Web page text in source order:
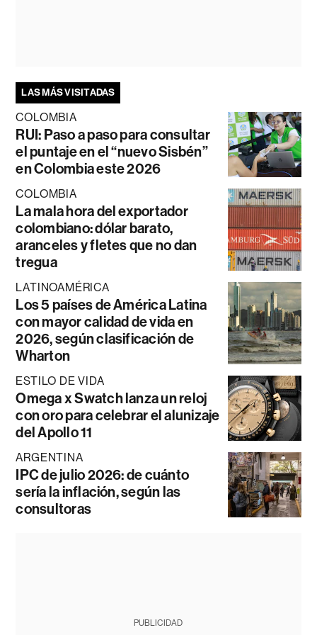
LAS MÁS VISITADAS
COLOMBIA
RUI: Paso a paso para consultar
el puntaje en el “nuevo Sisbén”
en Colombia este 2026
COLOMBIA
La mala hora del exportador
colombiano: dólar barato,
aranceles y fletes que no dan
tregua
LATINOAMÉRICA
Los 5 países de América Latina
con mayor calidad de vida en
2026, según clasificación de
Wharton
ESTILO DE VIDA
Omega x Swatch lanza un reloj
con oro para celebrar el alunizaje
del Apollo 11
ARGENTINA
IPC de julio 2026: de cuánto
sería la inflación, según las
consultoras
PUBLICIDAD